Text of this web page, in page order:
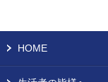
HOME